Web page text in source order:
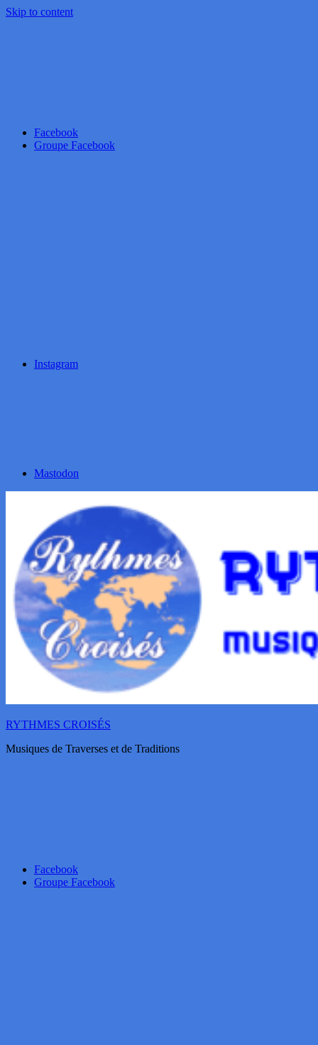
Skip to content
Facebook
Groupe Facebook
Instagram
Mastodon
RYTHMES CROISÉS
Musiques de Traverses et de Traditions
Facebook
Groupe Facebook